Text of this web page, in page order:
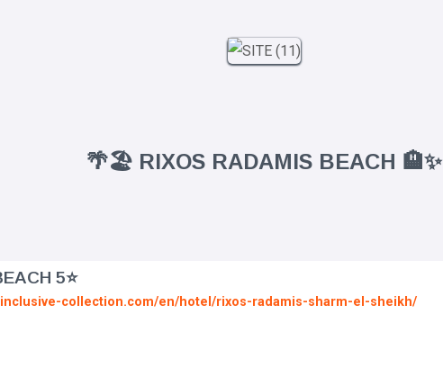
🌴🏖️ RIXOS RADAMIS BEACH 🏨✨
5⭐
collection.com/en/hotel/rixos-radamis-sharm-el-sheikh/